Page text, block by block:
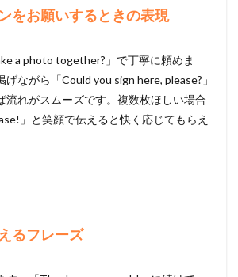
をお願いするときの表現
a photo together?」で丁寧に頼めま
ながら「Could you sign here, please?」
流れがスムーズです。複数枚ほしい場合
」と笑顔で伝えると快く応じてもらえ
るフレーズ